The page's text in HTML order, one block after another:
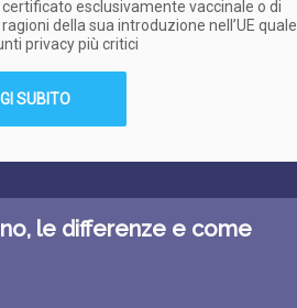
esclusivamente vaccinale o di
della sua introduzione nell’UE quale
privacy più critici
SUBITO
le differenze e come